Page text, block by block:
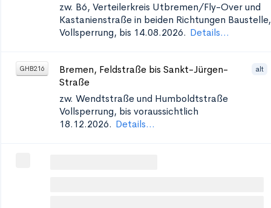
zw. B6, Verteilerkreis Utbremen/Fly-Over und
Kastanienstraße in beiden Richtungen Baustelle,
Vollsperrung, bis 14.08.2026. Details...
GHB216
Bremen, Feldstraße bis Sankt-Jürgen-
Straße
alt
zw. Wendtstraße und Humboldtstraße
Vollsperrung, bis voraussichtlich
18.12.2026. Details...